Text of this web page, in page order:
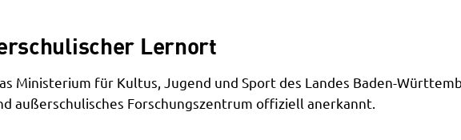
Lernort
Ministerium für Kultus, Jugend und Sport des Landes Baden-
außerschulisches Forschungszentrum offiziell anerkannt.